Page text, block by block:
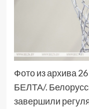
Фото из архива
БЕЛТА/.
завершили